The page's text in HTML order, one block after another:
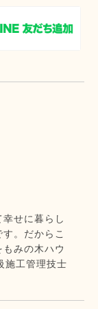
せに暮らし
。だからこ
みの木ハウ
施工管理技士